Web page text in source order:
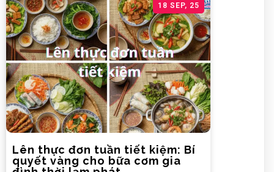
Lên thực đơn tuần tiết kiệm: Bí
quyết vàng cho bữa cơm gia
18 SEP, 25